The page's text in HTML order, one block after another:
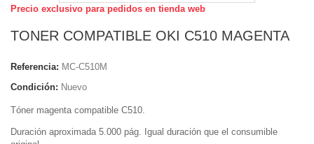
Precio exclusivo para pedidos en tienda web
TONER COMPATIBLE OKI C510 MAGENTA
Referencia: MC-C510M
Condición: Nuevo
Tóner magenta compatible C510.
Duración aproximada 5.000 pág. Igual duración que el consumible